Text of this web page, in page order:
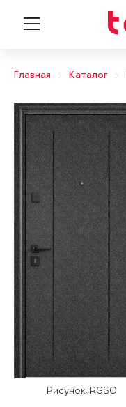
Главная Каталог
Рисунок: RGSO